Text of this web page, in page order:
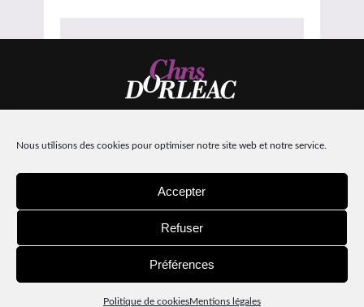
Nous utilisons des cookies pour optimiser notre site web et notre service.
Accepter
Refuser
Préférences
Politique de cookiesMentions légales
Design:Machinacom| Intégration :Hors-lignes
Mentions légales